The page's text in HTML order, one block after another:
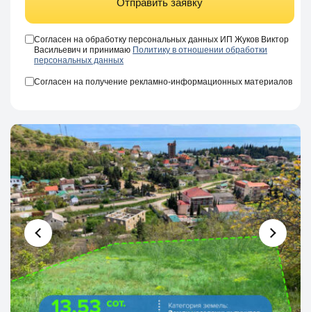
Отправить заявку
Согласен на обработку персональных данных ИП Жуков Виктор
Васильевич и принимаю Политику в отношении обработки
персональных данных
Согласен на получение рекламно-информационных материалов